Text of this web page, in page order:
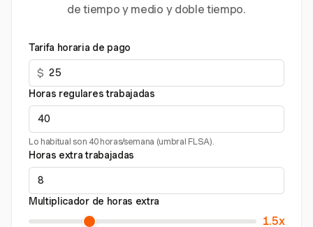
de tiempo y medio y doble tiempo.
Tarifa horaria de pago
$
Horas regulares trabajadas
Lo habitual son 40 horas/semana (umbral FLSA).
Horas extra trabajadas
Multiplicador de horas extra
1.5x